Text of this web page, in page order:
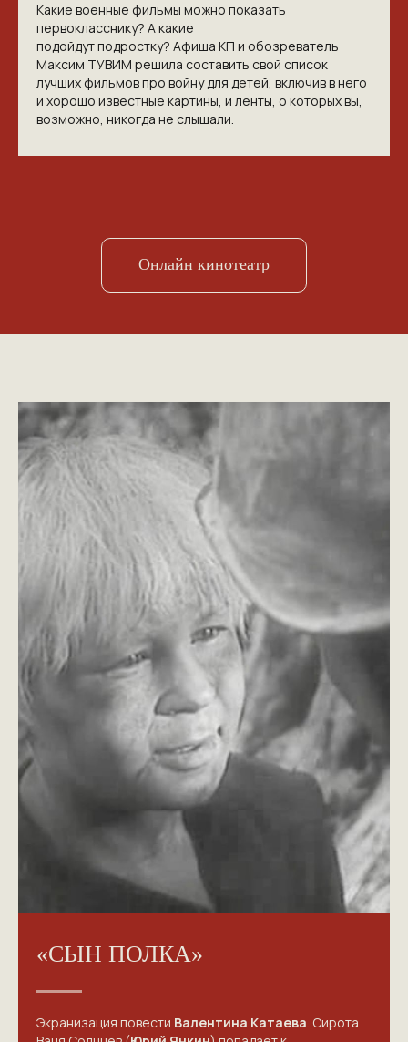
Какие военные фильмы можно показать
первокласснику? А какие
подойдут подростку? Афиша КП и обозреватель
Максим ТУВИМ решила составить свой список
лучших фильмов про войну для детей, включив в него
и хорошо известные картины, и ленты, о которых вы,
возможно, никогда не слышали.
Онлайн кинотеатр
«СЫН ПОЛКА»
Экранизация повести Валентина Катаева . Сирота